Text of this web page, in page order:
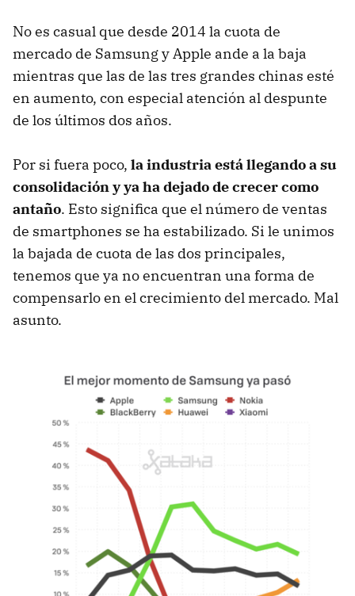
No es casual que desde 2014 la cuota de
mercado de Samsung y Apple ande a la baja
mientras que las de las tres grandes chinas esté
en aumento, con especial atención al despunte
de los últimos dos años.
Por si fuera poco, la industria está llegando a su
consolidación y ya ha dejado de crecer como
antaño. Esto significa que el número de ventas
de smartphones se ha estabilizado. Si le unimos
la bajada de cuota de las dos principales,
tenemos que ya no encuentran una forma de
compensarlo en el crecimiento del mercado. Mal
asunto.